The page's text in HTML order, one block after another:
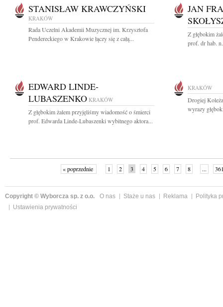
STANISŁAW KRAWCZYŃSKI
KRAKÓW
Rada Uczelni Akademii Muzycznej im. Krzysztofa
Pendereckiego w Krakowie łączy się z całą...
JAN
Z głębokim
prof. dr hab.
EDWARD LINDE-
LUBASZENKO KRAKÓW
Z głębokim żalem przyjęliśmy wiadomość o śmierci
prof. Edwarda Linde-Lubaszenki wybitnego aktora...
KRAKÓW
Drogiej
wyrazy
« poprzednie 1 2 3 4 5 6 7 8 ...
Copyright © Wyborcza sp. z o.o. O nas Staże u nas Reklama
Polityka
Ustawienia prywatności